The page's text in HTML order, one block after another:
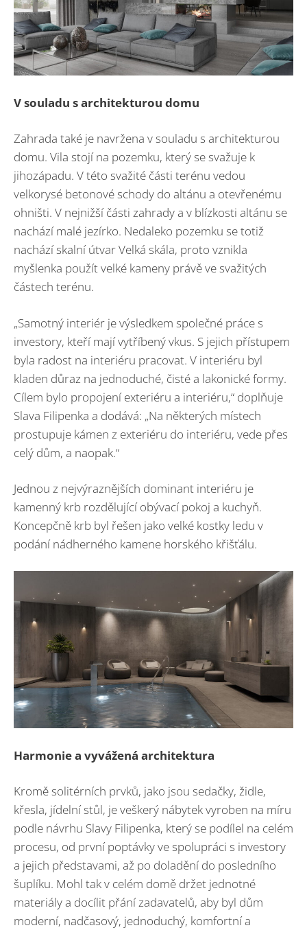
V souladu s architekturou domu
Zahrada také je navržena v souladu s architekturou
domu. Vila stojí na pozemku, který se svažuje k
jihozápadu. V této svažité části terénu vedou
velkorysé betonové schody do altánu a otevřenému
ohništi. V nejnižší části zahrady a v blízkosti altánu se
nachází malé jezírko. Nedaleko pozemku se totiž
nachází skalní útvar Velká skála, proto vznikla
myšlenka použít velké kameny právě ve svažitých
částech terénu.
„Samotný interiér je výsledkem společné práce s
investory, kteří mají vytříbený vkus. S jejich přístupem
byla radost na interiéru pracovat. V interiéru byl
kladen důraz na jednoduché, čisté a lakonické formy.
Cílem bylo propojení exteriéru a interiéru,“ doplňuje
Slava Filipenka a dodává: „Na některých místech
prostupuje kámen z exteriéru do interiéru, vede přes
celý dům, a naopak.“
Jednou z nejvýraznějších dominant interiéru je
kamenný krb rozdělující obývací pokoj a kuchyň.
Koncepčně krb byl řešen jako velké kostky ledu v
podání nádherného kamene horského křišťálu.
Harmonie a vyvážená architektura
Kromě solitérních prvků, jako jsou sedačky, židle,
křesla, jídelní stůl, je veškerý nábytek vyroben na míru
podle návrhu Slavy Filipenka, který se podílel na celém
procesu, od první poptávky ve spolupráci s investory
a jejich představami, až po doladění do posledního
šuplíku. Mohl tak v celém domě držet jednotné
materiály a docílit přání zadavatelů, aby byl dům
moderní, nadčasový, jednoduchý, komfortní a